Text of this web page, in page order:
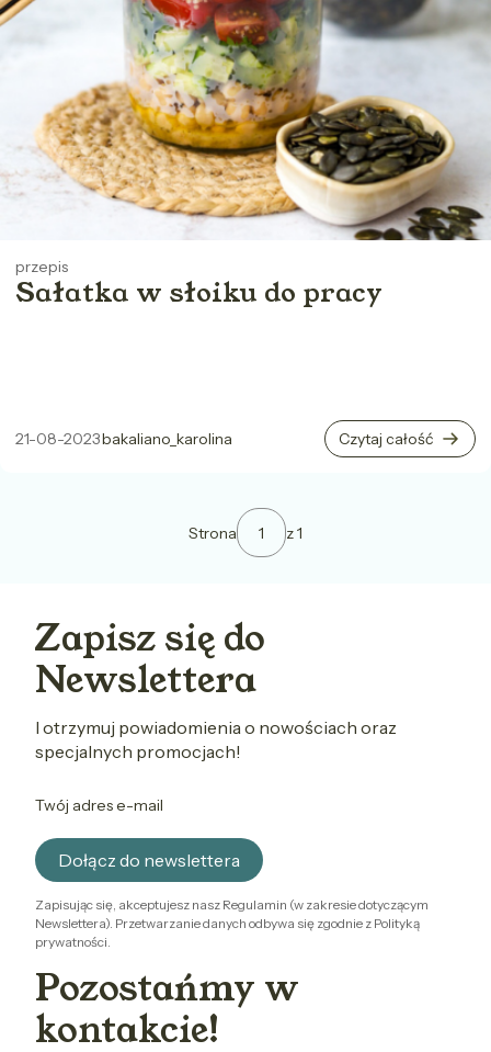
przepis
Sałatka w słoiku do pracy
21-08-2023bakaliano_karolina Czytaj całość
Strona z 1
Zapisz się do
Newslettera
I otrzymuj powiadomienia o nowościach oraz
specjalnych promocjach!
Twój adres e-mail
Dołącz do newslettera
Zapisując się, akceptujesz nasz Regulamin (w zakresie dotyczącym
Newslettera). Przetwarzanie danych odbywa się zgodnie z Polityką
prywatności.
Pozostańmy w
kontakcie!